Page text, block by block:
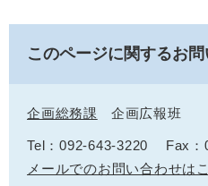
このページに関するお
企画総務課 企画広報班
Tel：092-643-3220
Fax：
メールでのお問い合わせは